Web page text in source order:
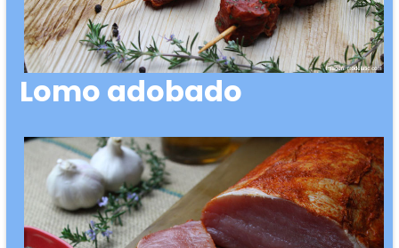
Lomo adobado